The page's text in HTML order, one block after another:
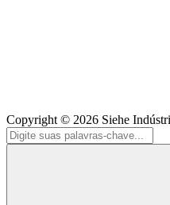
Copyright © 2026 Siehe